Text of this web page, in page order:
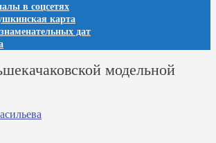
в соцсетях
карта
дат
модельной